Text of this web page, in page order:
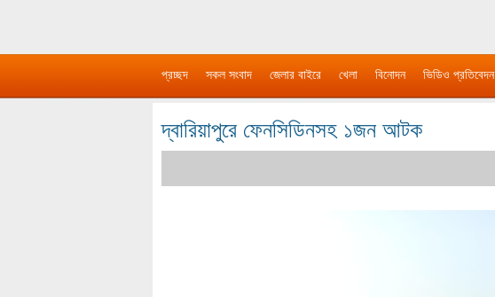
প্রচ্ছদ সকল সংবাদ জেলার বাইরে খেলা বিনোদন ভিডিও প্রতিবেদন
দ্বারিয়াপুরে ফেনসিডিনসহ ১জন আটক